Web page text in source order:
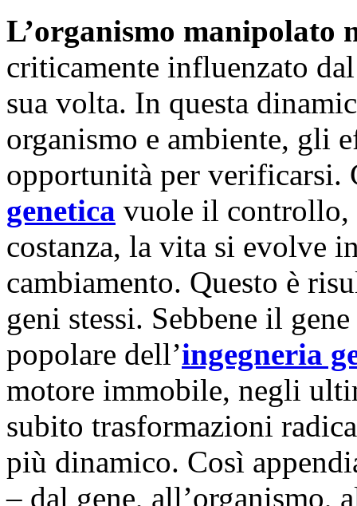
L’organismo manipolato
criticamente influenzato
sua volta. In questa
organismo e ambiente, gli
opportunità per verificarsi.
genetica vuole il controllo,
costanza, la vita si evolve
cambiamento. Questo è
geni stessi. Sebbene il
popolare dell’ingegneria
motore immobile, negli
subito trasformazioni
più dinamico. Così
– dal gene, all’organismo,